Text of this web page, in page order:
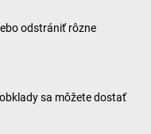
odstrániť rôzne
sa môžete dostať